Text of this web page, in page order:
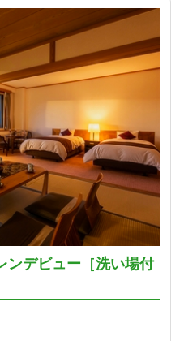
ンデビュー［洗い場付